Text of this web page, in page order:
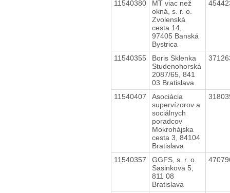
11540380
MT viac než
okná, s. r. o.
Zvolenská
cesta 14,
97405 Banská
Bystrica
11540355
Boris Sklenka
Studenohorská
2087/65, 841
03 Bratislava
11540407
Asociácia
supervízorov a
sociálnych
poradcov
Mokrohájska
cesta 3, 84104
Bratislava
11540357
GGFS, s. r. o.
Sasinkova 5,
811 08
Bratislava